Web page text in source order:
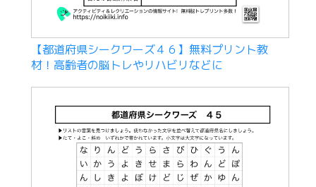
【都道府県シークワーズ４６】無料プリント教
材！高齢者の脳トレやリハビリなどに